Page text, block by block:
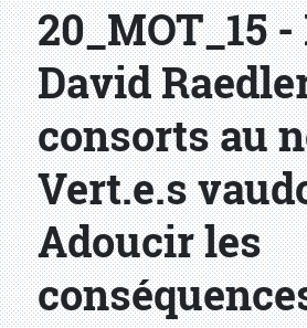
20_MOT_15
David
consorts au
Vert.e.s
Adoucir les